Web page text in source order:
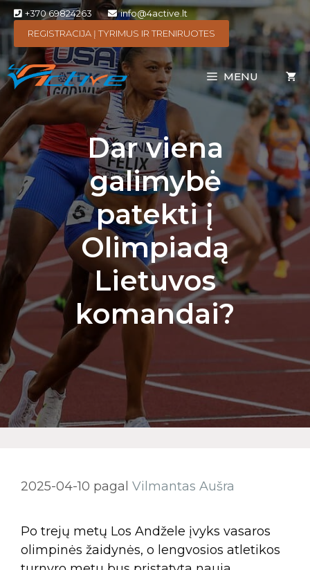
+370 69824263
info@4active.lt
REGISTRACIJA Į TYRIMUS IR TRENIRUOTES
MENU
Dar viena
galimybė
patekti į
Olimpiadą
Lietuvos
komandai?
2025-04-10 pagal Vilmantas Aušra
Po trejų metų Los Andžele įvyks vasaros
olimpinės žaidynės, o lengvosios atletikos